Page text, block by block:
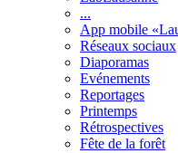
...
App mobile
Réseaux sociaux
Diaporamas
Evénements
Reportages
Printemps
Rétrospectives
Fête de la forêt